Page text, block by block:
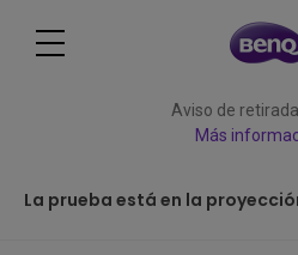
Aviso de retirada
Más
La prueba está en la